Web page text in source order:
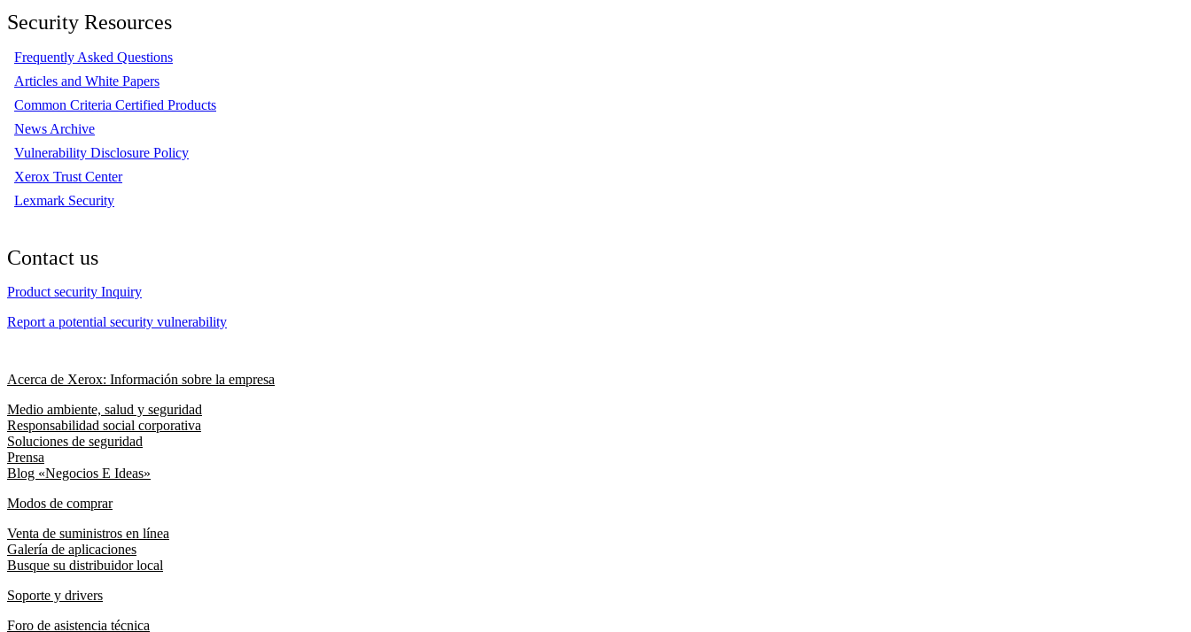
Security Resources
Frequently Asked Questions
Articles and White Papers
Common Criteria Certified Products
News Archive
Vulnerability Disclosure Policy
Xerox Trust Center
Lexmark Security
Contact us
Product security Inquiry
Report a potential security vulnerability
Acerca de Xerox: Información sobre la empresa
Medio ambiente, salud y seguridad
Responsabilidad social corporativa
Soluciones de seguridad
Prensa
Blog «Negocios E Ideas»
Modos de comprar
Venta de suministros en línea
Galería de aplicaciones
Busque su distribuidor local
Soporte y drivers
Foro de asistencia técnica